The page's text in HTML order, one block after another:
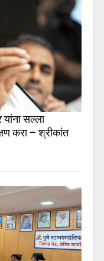
सल्ला
करा – श्रीकांत